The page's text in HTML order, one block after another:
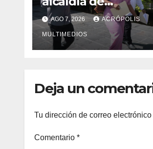
Ixhuatlán del
Sureste
AGO 7, 2026 ACRÓPOLIS
MULTIMEDIOS
Deja un
Tu dirección de correo
Comentario *